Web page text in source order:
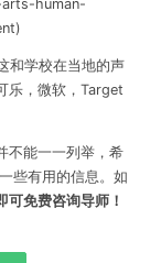
human-
)
和学校在当地的声
乐，微软，Target
不能一一列举，希
些有用的信息。 如
可免费咨询导师！